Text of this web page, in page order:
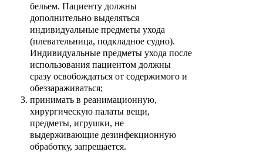
бельем. Пациенту должны
дополнительно выделяться
индивидуальные предметы ухода
(плевательница, подкладное судно).
Индивидуальные предметы ухода после
использования пациентом должны
сразу освобождаться от содержимого и
обеззараживаться;
принимать в реанимационную,
хирургическую палаты вещи,
предметы, игрушки, не
выдерживающие дезинфекционную
обработку, запрещается.